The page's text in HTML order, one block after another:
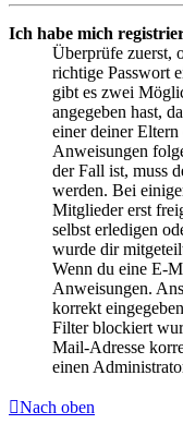
Ich habe mich
Überprüfe zuerst,
richtige Passwort
gibt es zwei
angegeben hast,
einer deiner
Anweisungen
der Fall ist, muss
werden. Bei
Mitglieder erst
selbst erledigen
wurde dir
Wenn du eine E-
Anweisungen.
korrekt
Filter blockiert
Mail-Adresse
einen
Nach oben